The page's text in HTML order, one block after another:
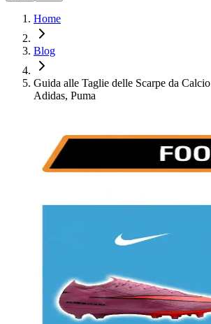
Home
Blog
Guida alle Taglie delle Scarpe da
Adidas, Puma